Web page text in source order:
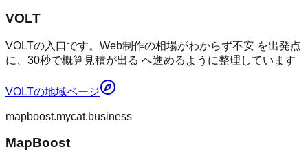
VOLT
VOLTの入口です。Web制作の相場がわからず不安 を出発点
に、30秒で概算見積が出る へ進めるように整理しています
VOLTの地域ページ
mapboost.mycat.business
MapBoost